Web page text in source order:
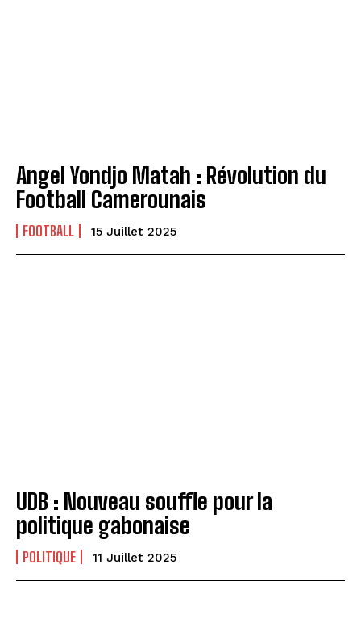
Angel Yondjo Matah : Révolution du
Football Camerounais
FOOTBALL 15 Juillet 2025
UDB : Nouveau souffle pour la
politique gabonaise
POLITIQUE 11 Juillet 2025